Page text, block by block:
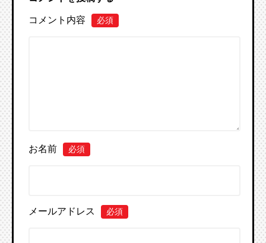
コメント内容 必須
お名前 必須
メールアドレス 必須